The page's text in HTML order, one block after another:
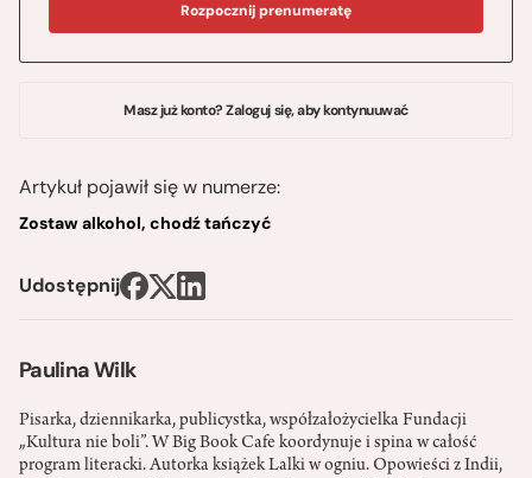
Paulina Wilk
Pisarka, dziennikarka, publicystka, współzałożycielka Fundacji
„Kultura nie boli”. W Big Book Cafe koordynuje i spina w całość
program literacki. Autorka książek Lalki w ogniu. Opowieści z Indii,
Rozpocznij prenumeratę
Masz już konto? Zaloguj się, aby kontynuuwać
Artykuł pojawił się w numerze:
Zostaw alkohol, chodź tańczyć
Udostępnij